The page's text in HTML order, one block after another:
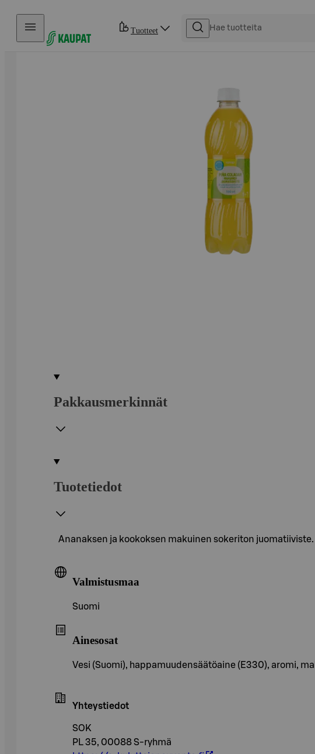
Hyppää sisältöön
Tuotteet
Pakkausmerkinnät
Tuotetiedot
Ananaksen ja kookoksen makuinen sokeriton
Valmistusmaa
Suomi
Ainesosat
Vesi (Suomi), happamuudensäätöaine (E330), aromi,
Yhteystiedot
SOK
PL 35, 00088 S-ryhmä